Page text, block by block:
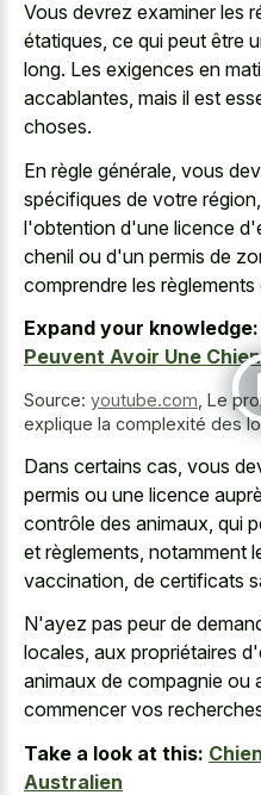
Vous devrez examiner les
étatiques, ce qui peut être
long. Les exigences en
accablantes, mais il est
choses.
En règle générale, vous
spécifiques de votre
l'obtention d'une licence
chenil ou d'un permis de
comprendre les
Expand your knowledge:
Peuvent Avoir Une
Source: youtube.com Le
explique la complexité des
Dans certains cas, vous
permis ou une licence
contrôle des animaux, qui
et règlements, notamment
vaccination, de certificats
N'ayez pas peur de
locales, aux propriétaires
animaux de compagnie ou
commencer vos
Take a look at this:
Australien